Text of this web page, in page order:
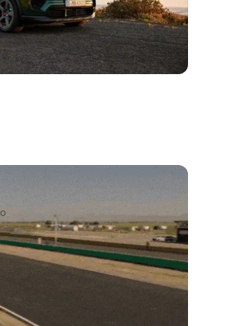
N посоревновался с